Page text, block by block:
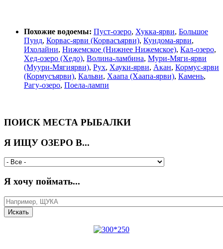
Похожие водоемы: Пуст-озеро, Хукка-ярви, Большое
Пунд, Корвас-ярви (Корвасъярви), Кундома-ярви,
Ихолайни, Нижемское (Нижнее Нижемское), Кал-озеро,
Хед-озеро (Хедо), Волина-ламбина, Мури-Мяги-ярви
(Муури-Мягиярви), Рух, Хауки-ярви, Акан, Кормус-ярви
(Кормусъярви), Кальви, Хаапа (Хаапа-ярви), Камень,
Рагу-озеро, Поела-лампи
ПОИСК МЕСТА РЫБАЛКИ
Я ИЩУ ОЗЕРО В...
Я хочу поймать...